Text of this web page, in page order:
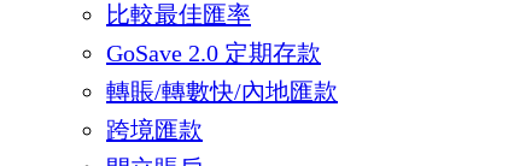
比較最佳匯率
GoSave 2.0 定期存款
轉賬/轉數快/內地匯款
跨境匯款